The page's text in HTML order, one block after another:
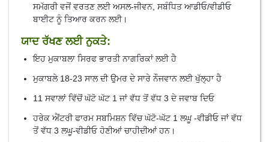
ਸਮੱਗਰੀ ਵਜੋਂ ਵਰਤਣ ਲਈ ਅਸਲ-ਜੀਵਨ, ਸਬੰਧਿਤ ਆਡੀਓ/ਵੀਡੀਓ
ਬਾਈਟ ਨੂੰ ਤਿਆਰ ਕਰਨ ਲਈ।
ਯਾਦ ਰੱਖਣ ਲਈ ਨੁਕਤੇ:
ਇਹ ਮੁਕਾਬਲਾ ਸਿਰਫ ਭਾਰਤੀ ਨਾਗਰਿਕਾਂ ਲਈ ਹੈ
ਮੁਕਾਬਲੇ 18-23 ਸਾਲ ਦੀ ਉਮਰ ਦੇ ਸਾਰੇ ਨੌਜਵਾਨ ਲਈ ਖੁੱਲ੍ਹਾ ਹੈ
11 ਸਵਾਲਾਂ ਵਿੱਚੋਂ ਘੱਟੋ ਘੱਟ 1 ਜਾਂ ਵੱਧ ਤੋਂ ਵੱਧ 3 ਦੇ ਜਵਾਬ ਦਿਓ
ਹਰੇਕ ਐਂਟਰੀ ਫਾਰਮ ਸਬਮਿਸ਼ਨ ਵਿੱਚ ਘੱਟੋ-ਘੱਟ 1 ਲਘੂ -ਵੀਡੀਓ ਜਾਂ ਵੱਧ
ਤੋਂ ਵੱਧ 3 ਲਘੂ-ਵੀਡੀਓ ਹੋਣੀਆਂ ਚਾਹੀਦੀਆਂ ਹਨ।